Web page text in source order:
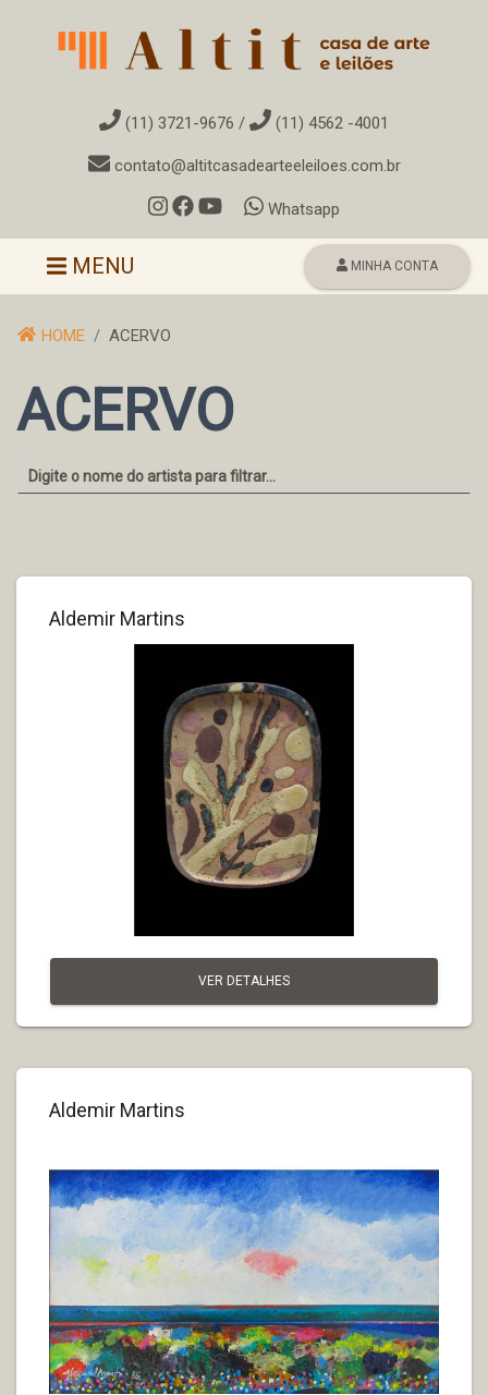
(11) 3721-9676 / (11) 4562 -4001
contato@altitcasadearteeleiloes.com.br
Whatsapp
Toggle navigation
MENU MINHA CONTA
HOME ACERVO
ACERVO
Aldemir Martins
VER DETALHES
Aldemir Martins